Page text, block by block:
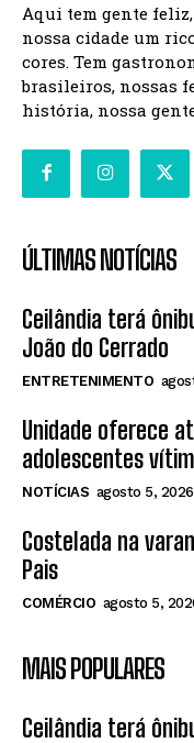
Aqui tem gente
nossa cidade um
cores. Tem
brasileiros, nossas
história, nossa
ÚLTIMAS NOTÍCIAS
Ceilândia terá
João do Cerrado
ENTRETENIMENTO
Unidade oferece
adolescentes
NOTÍCIAS agosto 5, 2026
Costelada na
Pais
COMÉRCIO agosto 5,
MAIS POPULARES
Ceilândia terá